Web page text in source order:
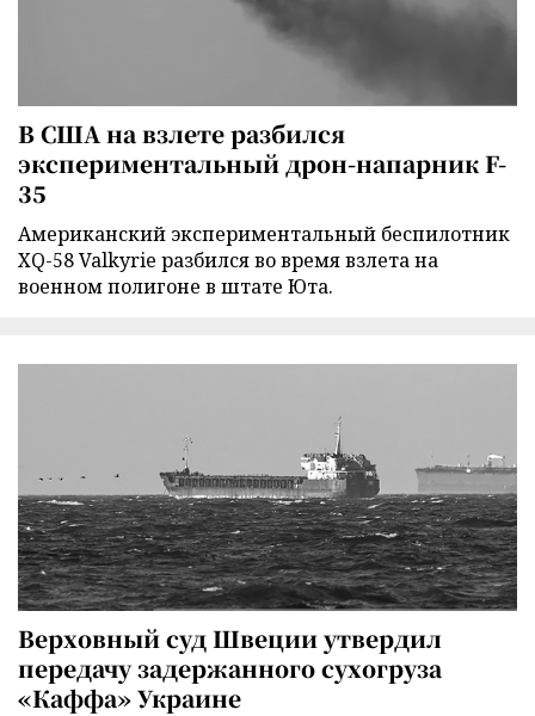
В США на взлете разбился
экспериментальный дрон-напарник F-
35
Американский экспериментальный беспилотник
XQ-58 Valkyrie разбился во время взлета на
военном полигоне в штате Юта.
Верховный суд Швеции утвердил
передачу задержанного сухогруза
«Каффа» Украине